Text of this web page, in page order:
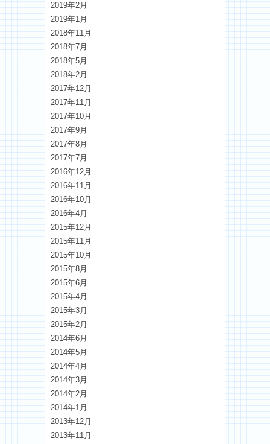
2019年2月
2019年1月
2018年11月
2018年7月
2018年5月
2018年2月
2017年12月
2017年11月
2017年10月
2017年9月
2017年8月
2017年7月
2016年12月
2016年11月
2016年10月
2016年4月
2015年12月
2015年11月
2015年10月
2015年8月
2015年6月
2015年4月
2015年3月
2015年2月
2014年6月
2014年5月
2014年4月
2014年3月
2014年2月
2014年1月
2013年12月
2013年11月